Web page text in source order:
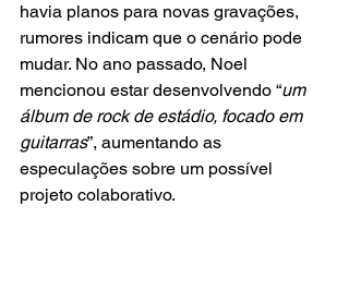
havia planos para novas gravações,
rumores indicam que o cenário pode
mudar. No ano passado, Noel
mencionou estar desenvolvendo “um
álbum de rock de estádio, focado em
guitarras”, aumentando as
especulações sobre um possível
projeto colaborativo.